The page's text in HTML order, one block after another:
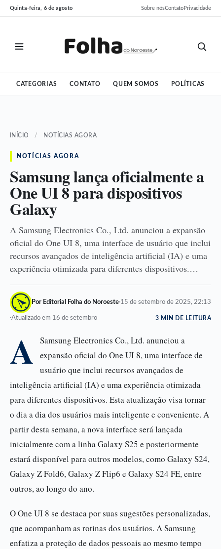
Pular
para
Pular
para
Quinta-feira, 6 de agosto Sobre nósContatoPrivacidade
CATEGORIAS CONTATO QUEM SOMOS POLÍTICAS
INÍCIO / NOTÍCIAS AGORA
NOTÍCIAS AGORA
Samsung lança oficialmente a
One UI 8 para dispositivos
Galaxy
A Samsung Electronics Co., Ltd. anunciou a expansão
oficial do One UI 8, uma interface de usuário que inclui
recursos avançados de inteligência artificial (IA) e uma
experiência otimizada para diferentes dispositivos.…
Por Editorial Folha do Noroeste·15 de setembro de 2025, 22:13
·Atualizado em 16 de setembro 3 MIN DE LEITURA
A
Samsung Electronics Co., Ltd. anunciou a
expansão oficial do One UI 8, uma interface de
usuário que inclui recursos avançados de
inteligência artificial (IA) e uma experiência otimizada
para diferentes dispositivos. Esta atualização visa tornar
o dia a dia dos usuários mais inteligente e conveniente. A
partir desta semana, a nova interface será lançada
inicialmente com a linha Galaxy S25 e posteriormente
estará disponível para outros modelos, como Galaxy S24,
Galaxy Z Fold6, Galaxy Z Flip6 e Galaxy S24 FE, entre
outros, ao longo do ano.
O One UI 8 se destaca por suas sugestões personalizadas,
que acompanham as rotinas dos usuários. A Samsung
enfatiza a proteção de dados pessoais ao mesmo tempo